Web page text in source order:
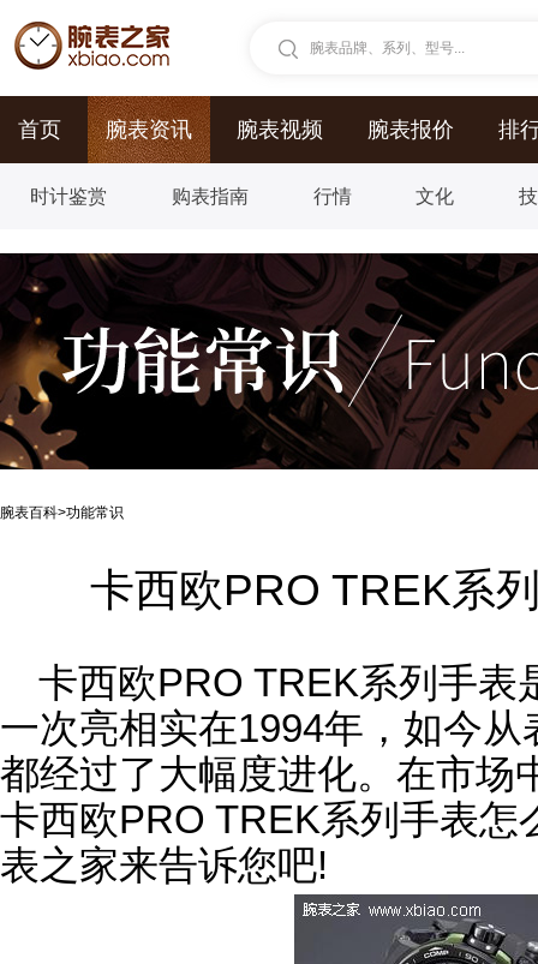
腕表品牌、系列、型号...
首页 腕表资讯 腕表视频 腕表报价 排
时计鉴赏 购表指南 行情 文化
腕表百科>功能常识
卡西欧PRO TREK系
卡西欧PRO TREK系列手表
一次亮相实在1994年，如今
都经过了大幅度进化。在市场
卡西欧PRO TREK系列手表
表之家来告诉您吧!